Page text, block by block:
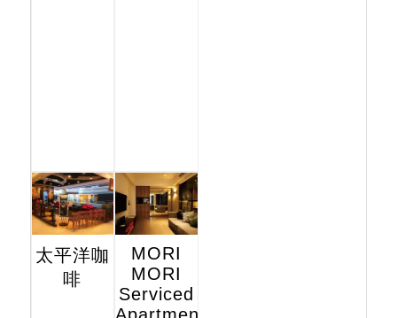
太平洋咖
啡
MORI
MORI
Serviced
Apartments